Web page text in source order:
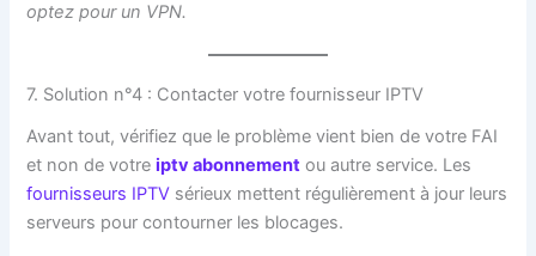
optez pour un VPN.
7. Solution n°4 : Contacter votre fournisseur IPTV
Avant tout, vérifiez que le problème vient bien de votre FAI
et non de votreiptv abonnement ou autre service. Les
fournisseurs IPTV sérieux mettent régulièrement à jour leurs
serveurs pour contourner les blocages.